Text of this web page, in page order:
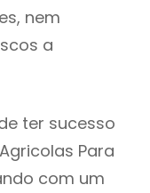
nem
a
ter sucesso
Para
com um